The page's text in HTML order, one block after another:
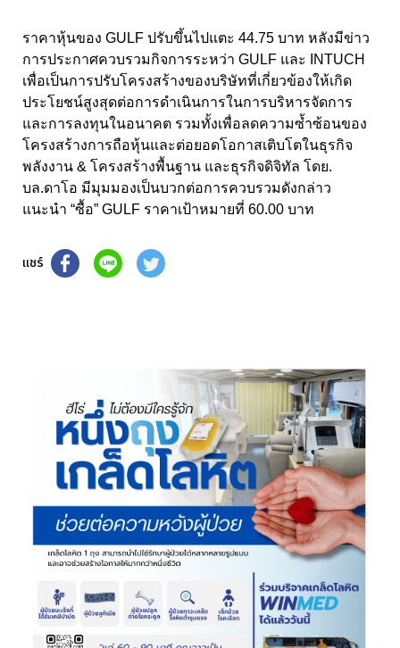
ราคาหุ้นของ GULF ปรับขึ้นไปแตะ 44.75 บาท หลังมีข่าว
การประกาศควบรวมกิจการระหว่า GULF และ INTUCH
เพื่อเป็นการปรับโครงสร้างของบริษัทที่เกี่ยวข้องให้เกิด
ประโยชน์สูงสุดต่อการดำเนินการในการบริหารจัดการ
และการลงทุนในอนาคต รวมทั้งเพื่อลดความซ้ำซ้อนของ
โครงสร้างการถือหุ้นและต่อยอดโอกาสเติบโตในธุรกิจ
พลังงาน & โครงสร้างพื้นฐาน และธุรกิจดิจิทัล โดย.
บล.ดาโอ มีมุมมองเป็นบวกต่อการควบรวมดังกล่าว
แนะนำ “ซื้อ” GULF ราคาเป้าหมายที่ 60.00 บาท
แชร์